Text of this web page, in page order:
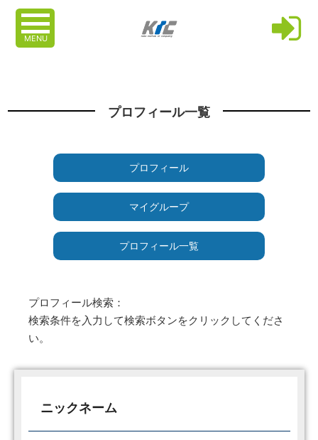
MENU
プロフィール一覧
プロフィール
マイグループ
プロフィール一覧
プロフィール検索：
検索条件を入力して検索ボタンをクリックしてくださ
い。
ニックネーム